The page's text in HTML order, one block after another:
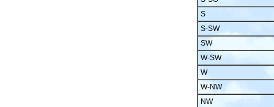
S
S-SW
SW
W-SW
W
W-NW
NW